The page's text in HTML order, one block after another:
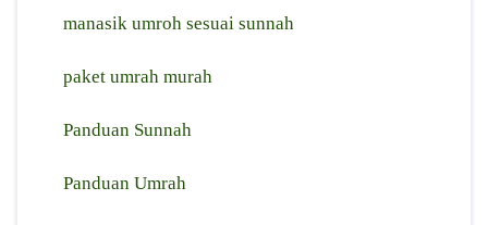
manasik umroh sesuai sunnah
paket umrah murah
Panduan Sunnah
Panduan Umrah